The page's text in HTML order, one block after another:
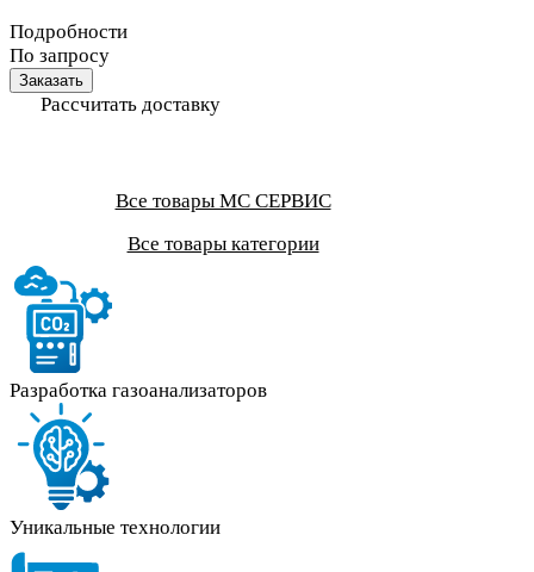
Подробности
По запросу
Заказать
Рассчитать доставку
Все товары МС СЕРВИС
Все товары категории
Разработка газоанализаторов
Уникальные технологии